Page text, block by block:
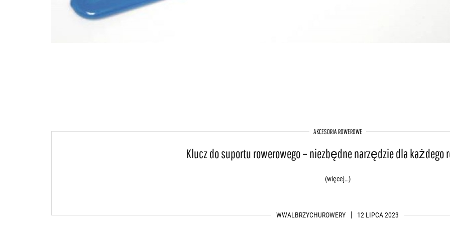
AKCESORIA ROWEROWE
Klucz do suportu rowerowego – niezbędne narzędzie dla każdego
WWALBRZYCHUROWERY 12 LIPCA 2023
(więcej…)